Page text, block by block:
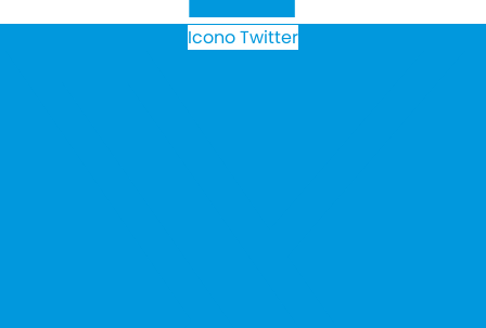
Icono Twitter